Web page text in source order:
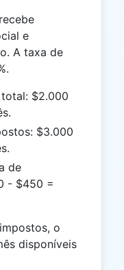
e
A taxa de
$2.000
$3.000
de
- $450 =
o
disponíveis